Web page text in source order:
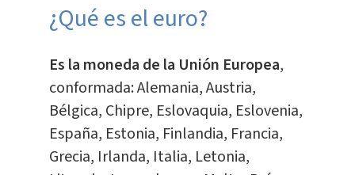
¿Qué es el euro?
Es la moneda de la Unión Europea,
conformada: Alemania, Austria,
Bélgica, Chipre, Eslovaquia, Eslovenia,
España, Estonia, Finlandia, Francia,
Grecia, Irlanda, Italia, Letonia,